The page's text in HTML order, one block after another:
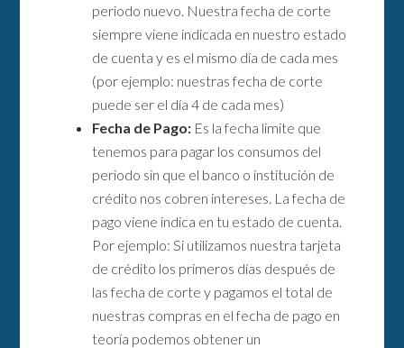
periodo nuevo. Nuestra fecha de corte
siempre viene indicada en nuestro estado
de cuenta y es el mismo día de cada mes
(por ejemplo: nuestras fecha de corte
puede ser el día 4 de cada mes)
Fecha de Pago: Es la fecha limite que
tenemos para pagar los consumos del
periodo sin que el banco o institución de
crédito nos cobren intereses. La fecha de
pago viene indica en tu estado de cuenta.
Por ejemplo: Si utilizamos nuestra tarjeta
de crédito los primeros días después de
las fecha de corte y pagamos el total de
nuestras compras en el fecha de pago en
teoría podemos obtener un